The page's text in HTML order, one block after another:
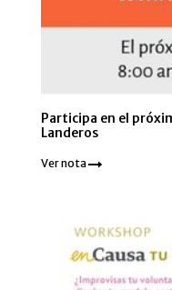
Participa en el
Landeros
Ver nota